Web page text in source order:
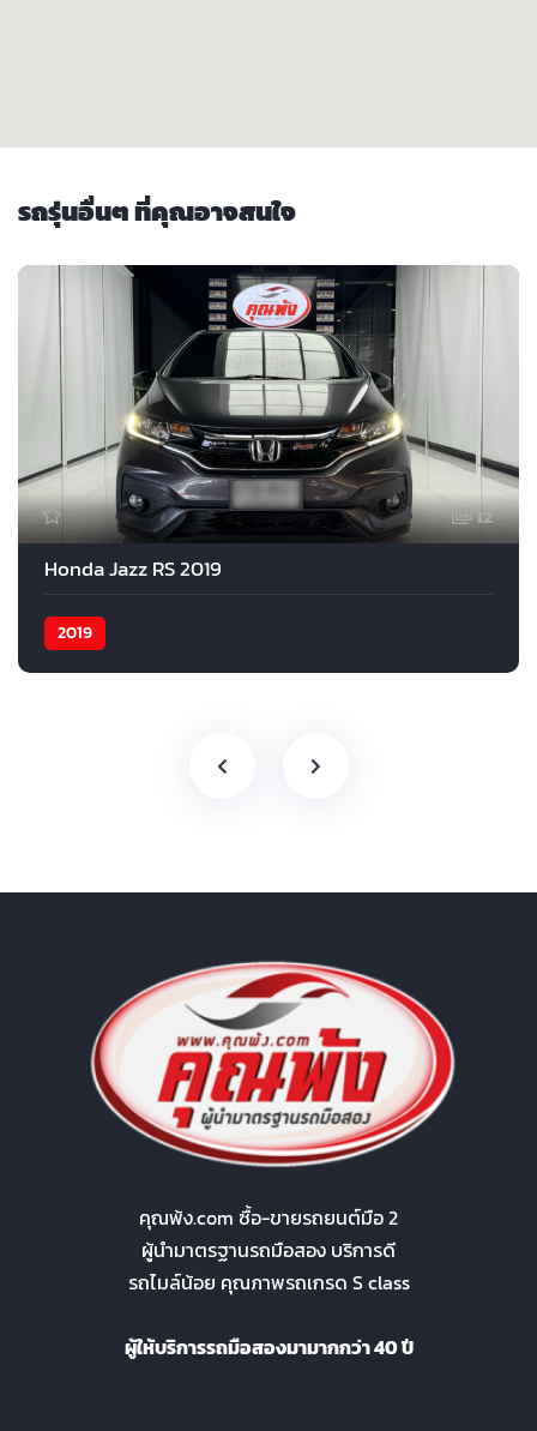
รถรุ่นอื่นๆ ที่คุณอาจสนใจ
12
Honda Jazz RS 2019
2019
คุณพ้ง.com ซื้อ-ขายรถยนต์มือ 2
ผู้นำมาตรฐานรถมือสอง บริการดี
รถไมล์น้อย คุณภาพรถเกรด S class
ผู้ให้บริการรถมือสองมามากกว่า 40 ปี